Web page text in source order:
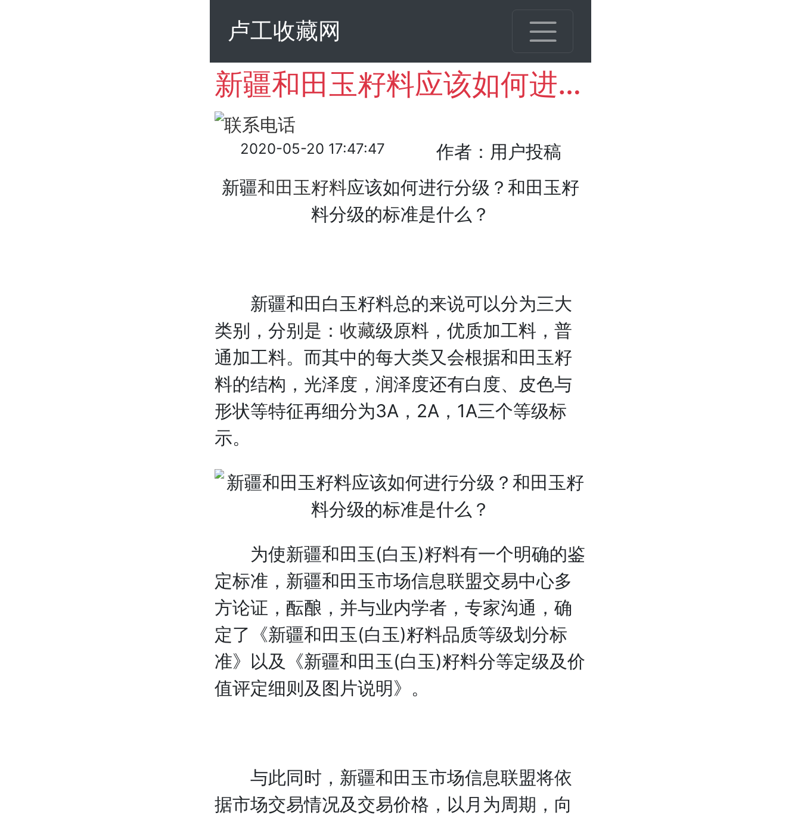
卢工收藏网
新疆和田玉籽料应该如何进行分级？和田玉籽料分级的标准是什么？
2020-05-20 17:47:47
作者：用户投稿
新疆和田玉籽料应该如何进行分级？和田玉籽
料分级的标准是什么？
新疆和田白玉籽料总的来说可以分为三大
类别，分别是： 收藏级原料，优质加工料，普
通加工料。而其中的每大类又会根据和田玉籽
料的结构，光泽度，润泽度还有白度、皮色与
形状等特征再细分为3A，2A，1A三个等级标
示。
为使新疆和田玉(白玉)籽料有一个明确的鉴
定标准，新疆和田玉市场信息联盟交易中心多
方论证，酝酿，并与业内学者，专家沟通，确
定了《新疆和田玉(白玉)籽料品质等级划分标
准》以及《新疆和田玉(白玉)籽料分等定级及价
值评定细则及图片说明》。
与此同时，新疆和田玉市场信息联盟将依
据市场交易情况及交易价格，以月为周期，向